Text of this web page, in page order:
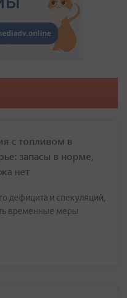
с топливом в
запасы в норме,
нет
дефицита и спекуляций,
временные меры